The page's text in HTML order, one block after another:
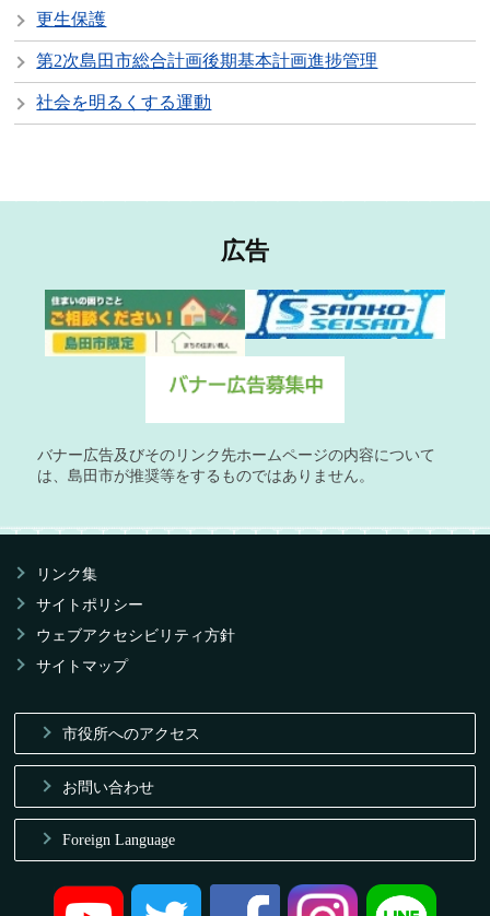
更生保護
第2次島田市総合計画後期基本計画進捗管理
社会を明るくする運動
広告
バナー広告及びそのリンク先ホームページの内容について
は、島田市が推奨等をするものではありません。
リンク集
サイトポリシー
ウェブアクセシビリティ方針
サイトマップ
市役所へのアクセス
お問い合わせ
Foreign Language